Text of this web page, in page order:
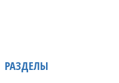
РАЗДЕЛЫ